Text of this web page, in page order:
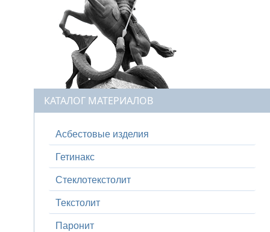
КАТАЛОГ МАТЕРИАЛОВ
Асбестовые изделия
Гетинакс
Стеклотекстолит
Текстолит
Паронит